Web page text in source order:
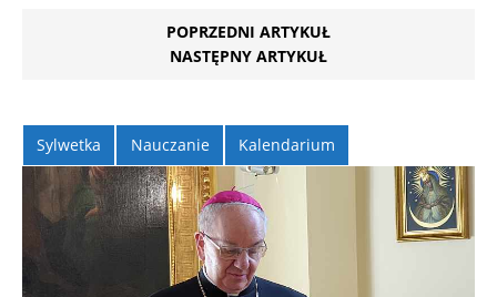
POPRZEDNI ARTYKUŁ
NASTĘPNY ARTYKUŁ
Sylwetka Nauczanie Kalendarium